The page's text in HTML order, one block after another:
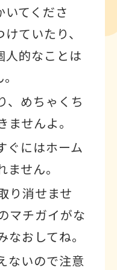
てくださ
ていたり、
人的なことは
、めちゃくち
せんよ。
ぐにはホーム
せん。
り消せませ
マチガイがな
おしてね。
ないので注意